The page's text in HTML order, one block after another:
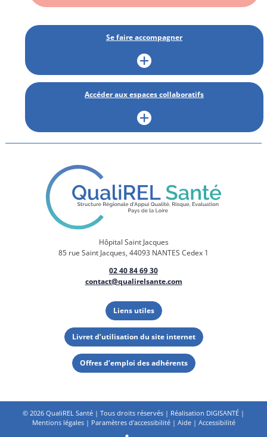
Se faire accompagner
Accéder aux espaces collaboratifs
Hôpital Saint Jacques
85 rue Saint Jacques, 44093 NANTES Cedex 1
02 40 84 69 30
contact@qualirelsante.com
Liens utiles
Livret d’utilisation du site internet
Offres d’emploi des adhérents
© 2026 QualiREL Santé | Tous droits réservés | Réalisation DIGISANTÉ |
Mentions légales| Paramètres d'accessibilité| Aide| Accessibilité